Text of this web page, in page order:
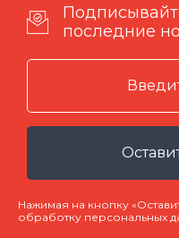
последние
Нажимая на кнопку
обработку персональных